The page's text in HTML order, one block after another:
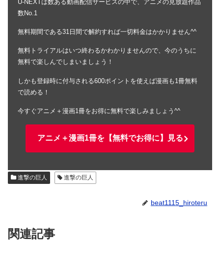
U-NEXTは数ある動画配信サービスの中で、アニメの見放題作品
数No.1
無料期間である31日間で解約すれば一切料金はかかりません^^
無料トライアルはいつ終わるかわかりませんので、今のうちに
無料で楽しんでしまいましょう！
しかも登録時に付与される600ポイントを使えば漫画も1冊無料
で読める！
今すぐアニメ＋漫画1冊をお得に無料で楽しみましょう^^
アニメ＋漫画1冊を【無料でお得に】見る
進撃の巨人 進撃の巨人
beat1115_hiroteru
関連記事